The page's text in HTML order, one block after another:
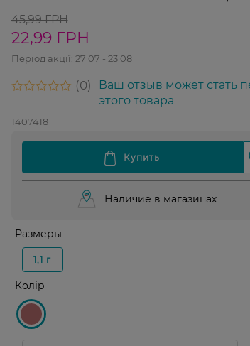
45,99 ГРН
22,99 ГРН
Період акції: 27 07 - 23 08
0
Ваш отзыв может стать
этого товара
1407418
Наличие в магазинах
Размеры
1,1 г
Колір